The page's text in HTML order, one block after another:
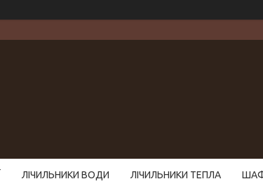
ЛІЧИЛЬНИКИ ВОДИ ЛІЧИЛЬНИКИ ТЕПЛА